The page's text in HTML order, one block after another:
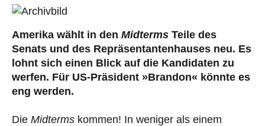
Amerika wählt in den Midterms Teile des
Senats und des Repräsentantenhauses neu. Es
lohnt sich einen Blick auf die Kandidaten zu
werfen. Für US-Präsident »Brandon« könnte es
eng werden.
Die Midterms kommen! In weniger als einem